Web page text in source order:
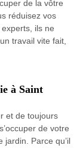
de la vôtre
réduisez vos
ils ne
travail vite fait,
à Saint
et de toujours
de votre
Parce qu’il